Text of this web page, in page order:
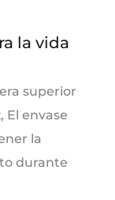
la vida
superior
El envase
la
durante